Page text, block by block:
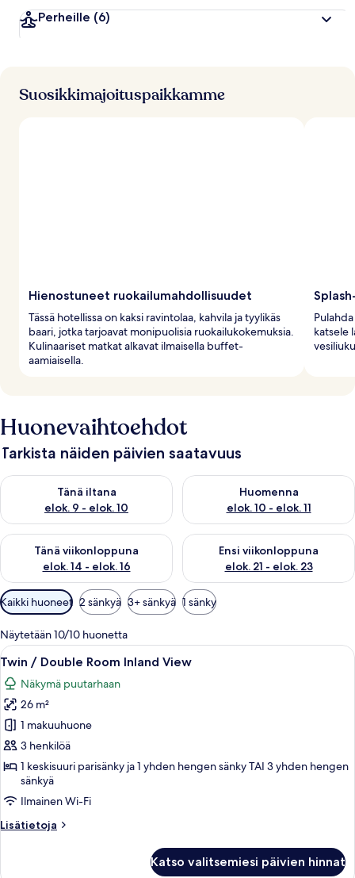
Perheille (6)
Suosikkimajoituspaikkamme
Hienostuneet ruokailumahdollisuudet
Tässä hotellissa on kaksi ravintolaa, kahvila ja tyylikäs
baari, jotka tarjoavat monipuolisia ruokailukokemuksia.
Kulinaariset matkat alkavat ilmaisella buffet-
aamiaisella.
katsele
Huonevaihtoehdot
Tarkista näiden päivien saatavuus
Tänä iltana
elok. 9 - elok. 10
Tarkista tämän illan saatavuus elok. 9 - elok. 10
Huomenna
elok. 10 - elok. 11
Tarkista huomisen saatavuus
Tänä viikonloppuna
elok. 14 - elok. 16
Tarkista tämän viikonlopun saatavuus elok. 14 - elok. 16
Ensi viikonloppuna
elok. 21 - elok. 23
Tarkista ensi viikonlopun
Huoneille
saatavilla
olevia
suodattimia
Kaikki huoneet 2 sänkyä 3+ sänkyä 1 sänky
Näytetään 10/10 huonetta
Avaa
kaikki
huonetyypin
Twin
/
Double
Room
Inland
View
kuvat
Hotellihuone, jossa on sänky,
6
Twin / Double Room Inland View
Näkymä puutarhaan
26 m²
1 makuuhuone
3 henkilöä
1 keskisuuri parisänky ja 1 yhden hengen sänky TAI 3 yhden hengen
sänkyä
Ilmainen Wi-Fi
Lisätietoja
Lisätietoja
Katso valitsemiesi päivien hinnat